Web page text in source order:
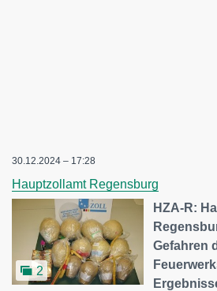
30.12.2024 – 17:28
Hauptzollamt Regensburg
2
HZA-R:
Gefahren